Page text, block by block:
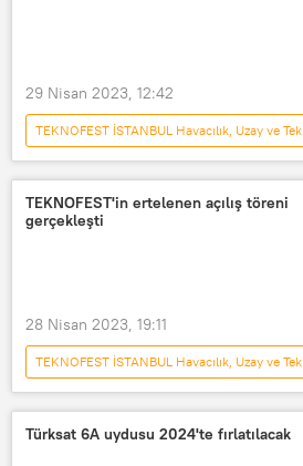
29 Nisan 2023, 12:42
POLİTİKA
Recep Tayyip Erdoğan
TEKNOFEST
Uzay yolculuğu
TEKNOFEST'in ertelenen açılış töreni
gerçekleşti
28 Nisan 2023, 19:11
Kızılelma
MULTİMEDYA
TEKNOFEST
Akıncı
Türksat 6A uydusu 2024'te fırlatılacak